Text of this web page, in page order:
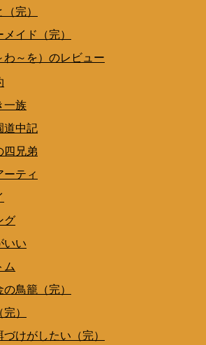
完）
イド（完）
わ～を）のレビュー
一族
道中記
四兄弟
ーティ
グ
いい
ム
鳥籠（完）
）
けがしたい（完）